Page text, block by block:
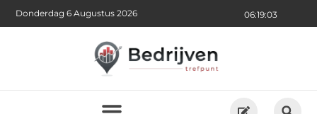
06:19:05
Donderdag 6 Augustus 2026